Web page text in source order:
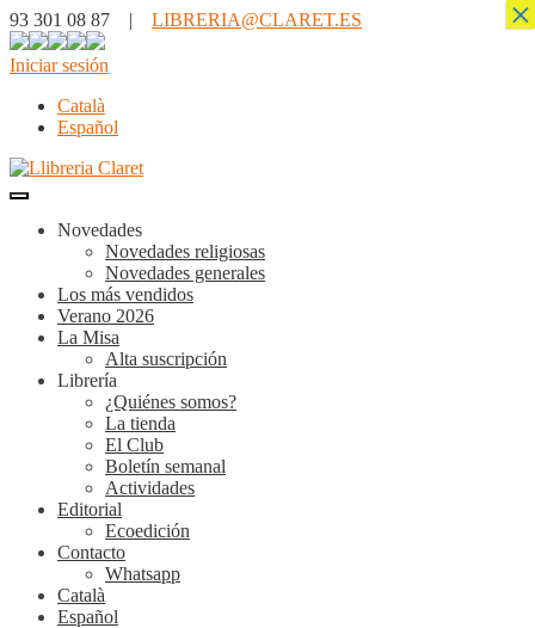
93 301 08 87 | LIBRERIA@CLARET.ES
Iniciar sesión
Català
Español
Novedades
Novedades religiosas
Novedades generales
Los más vendidos
Verano 2026
La Misa
Alta suscripción
Librería
¿Quiénes somos?
La tienda
El Club
Boletín semanal
Actividades
Editorial
Ecoedición
Contacto
Whatsapp
Català
Español
×